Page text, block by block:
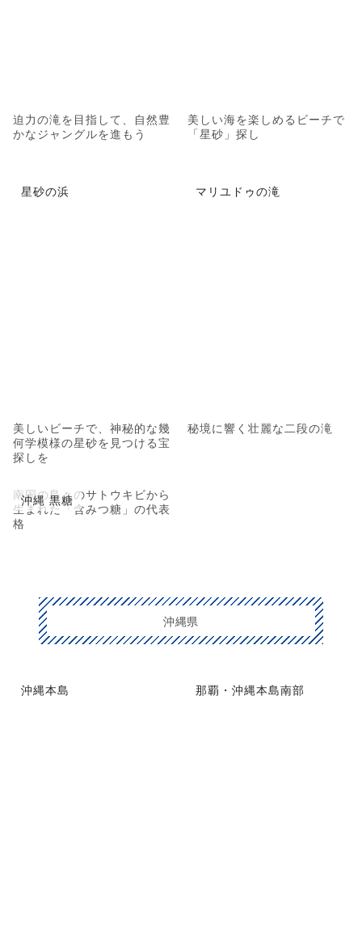
迫力の滝を目指して、自然豊
かなジャングルを進もう
美しい海を楽しめるビーチで
「星砂」探し
星砂の浜
美しいビーチで、神秘的な幾
何学模様の星砂を見つける宝
探しを
マリユドゥの滝
秘境に響く壮麗な二段の滝
沖縄 黒糖
南国の島々のサトウキビから
生まれた「含みつ糖」の代表
格
沖縄県
沖縄本島 那覇・沖縄本島南部